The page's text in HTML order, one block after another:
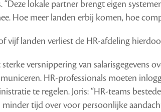
“Deze lokale partner brengt eigen
Hoe meer landen erbij komen, hoe
vijf landen verliest de HR-afdeling
versnippering van salarisgegevens
HR-professionals moeten
te regelen. Joris: “HR-teams
tijd over voor persoonlijke